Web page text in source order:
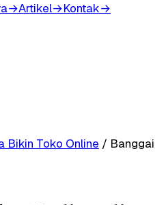
→Artikel→Kontak→
Bikin Toko Online / Banggai